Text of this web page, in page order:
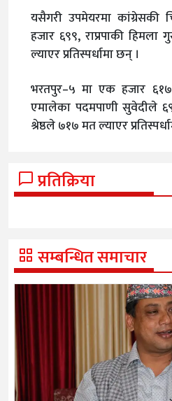
यसैगरी उपमेयरमा कांग्रेसकी
हजार ६९९, राप्रपाकी
ल्याएर प्रतिस्पर्धामा छन् ।
भरतपुर–५ मा एक हजार ६१७
एमालेका पदमपाणी सुवेदीले
श्रेष्ठले ७१७ मत ल्याएर
प्रतिक्रिया
सम्बन्धित समाचार